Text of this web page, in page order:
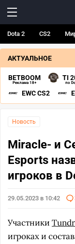
Dota 2 CS2
АКТУАЛЬНОЕ
BETBOOM
Реклама 18+
TI
по
EWC CS2
Новость
Miracle- и
Esports
игроков в
29.05.2023 в 10:42
Участники
игроках и